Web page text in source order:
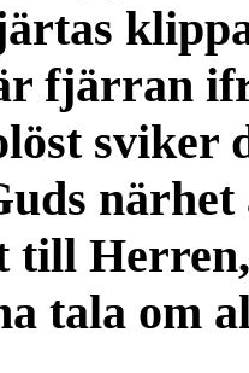
fjärran
sviker
tala om